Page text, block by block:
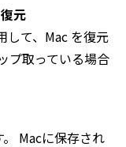
元
して、Mac を復元
プ取っている場合
Macに保存され